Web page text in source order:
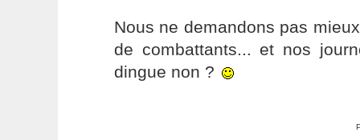
Nous ne demandons pas
de combattants... et nos
dingue non ?